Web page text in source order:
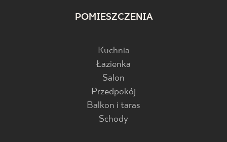
POMIESZCZENIA
Kuchnia
Łazienka
Salon
Przedpokój
Balkon i taras
Schody